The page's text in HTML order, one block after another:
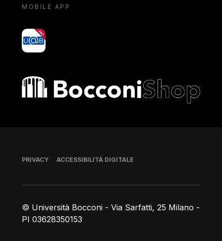
MOBILE APP
yoU@B
Bocconi shop
© Università Bocconi - Via Sarfatti, 25 Milano -
PI 03628350153
Piè di pagina
PRIVACY ACCESSIBILITÀ DIGITALE